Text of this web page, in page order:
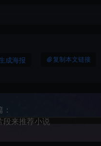
成海报 复制本文链接
段来推荐小说